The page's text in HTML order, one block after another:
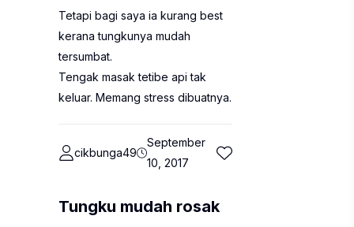
Tetapi bagi saya ia kurang best
kerana tungkunya mudah
tersumbat.
Tengak masak tetibe api tak
keluar. Memang stress dibuatnya.
cikbunga49
September
10, 2017
Tungku mudah rosak